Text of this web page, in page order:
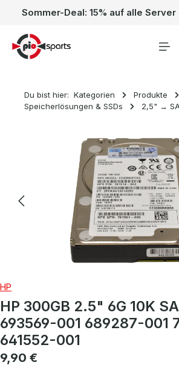
Zum Hauptinhalt springen
Du bist hier: Kategorien
Produkte
Speicherlösungen & SSDs
2,5" →
Bildergalerie überspringen
HP
HP 300GB 2.5" 6G 10K
693569-001 689287-001
641552-001
Regulärer Preis:
9,90 €